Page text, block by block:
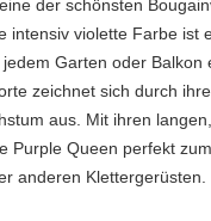
der schönsten
intensiv violette Farbe ist
Garten oder Balkon
zeichnet sich durch
aus. Mit ihren
Purple Queen perfekt
anderen Klettergerüsten.